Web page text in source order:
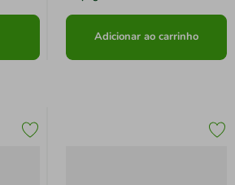
Adicionar ao carrinho